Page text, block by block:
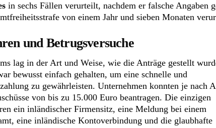
in sechs Fällen verurteilt, nachdem er falsche Angaben
von einem Jahr und sieben Monaten
und Betrugsversuche
lag in der Art und Weise, wie die Anträge gestellt
bewusst einfach gehalten, um eine schnelle und
zu gewährleisten. Unternehmen konnten je nach
von bis zu 15.000 Euro beantragen. Die einzigen
ein inländischer Firmensitz, eine Meldung bei einem
eine inländische Kontoverbindung und die glaubhafte